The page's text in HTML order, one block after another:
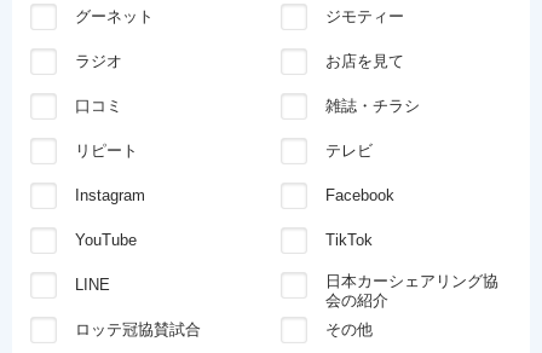
グーネット ジモティー
ラジオ お店を見て
口コミ 雑誌・チラシ
リピート テレビ
Instagram Facebook
YouTube TikTok
LINE
日本カーシェアリング協
会の紹介
ロッテ冠協賛試合
その他